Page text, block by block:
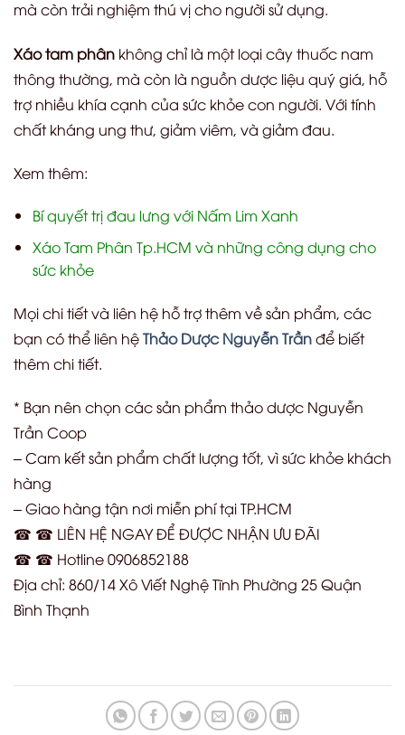
mà còn trải nghiệm thú vị cho người sử dụng.
Xáo tam phân không chỉ là một loại cây thuốc nam
thông thường, mà còn là nguồn dược liệu quý giá, hỗ
trợ nhiều khía cạnh của sức khỏe con người. Với tính
chất kháng ung thư, giảm viêm, và giảm đau.
Xem thêm:
Bí quyết trị đau lưng với Nấm Lim Xanh
Xáo Tam Phân Tp.HCM và những công dụng cho
sức khỏe
Mọi chi tiết và liên hệ hỗ trợ thêm về sản phẩm, các
bạn có thể liên hệThảo Dược Nguyễn Trầnđể biết
thêm chi tiết.
* Bạn nên chọn các sản phẩm thảo dược Nguyễn
Trần Coop
– Cam kết sản phẩm chất lượng tốt, vì sức khỏe khách
hàng
– Giao hàng tận nơi miễn phí tại TP.HCM
☎ ☎ LIÊN HỆ NGAY ĐỂ ĐƯỢC NHẬN ƯU ĐÃI
☎ ☎ Hotline 0906852188
Địa chỉ: 860/14 Xô Viết Nghệ Tĩnh Phường 25 Quận
Bình Thạnh